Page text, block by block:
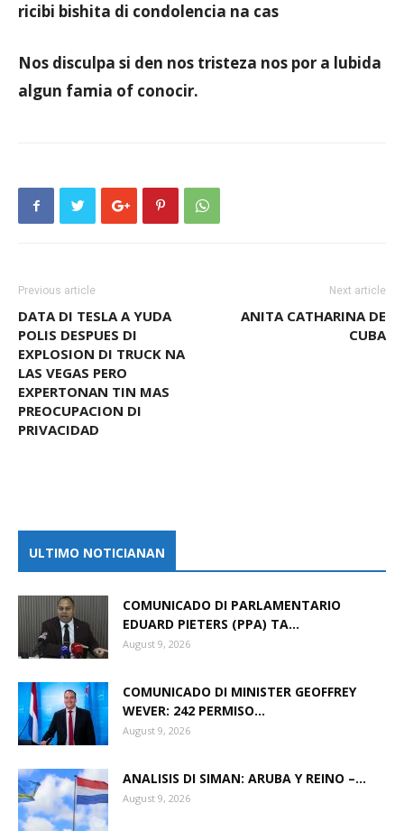
ricibi bishita di condolencia na cas
Nos disculpa si den nos tristeza nos por a lubida
algun famia of conocir.
Previous article
DATA DI TESLA A YUDA
POLIS DESPUES DI
EXPLOSION DI TRUCK NA
LAS VEGAS PERO
EXPERTONAN TIN MAS
PREOCUPACION DI
PRIVACIDAD
Next article
ANITA CATHARINA DE
CUBA
ULTIMO NOTICIANAN
COMUNICADO DI PARLAMENTARIO
EDUARD PIETERS (PPA) TA...
August 9, 2026
COMUNICADO DI MINISTER GEOFFREY
WEVER: 242 PERMISO...
August 9, 2026
ANALISIS DI SIMAN: ARUBA Y REINO –...
August 9, 2026